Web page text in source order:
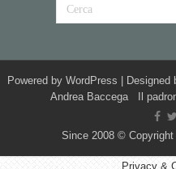
Powered by WordPress | Designed
Andrea Baccega Il
Since 2008 ©
Privacy &